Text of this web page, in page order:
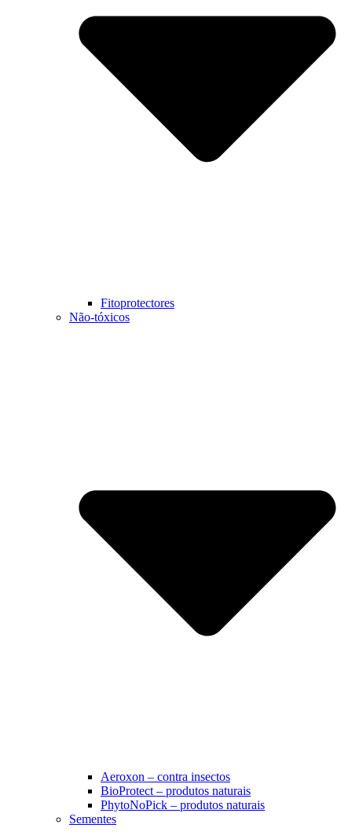
Fitoprotectores
Não-tóxicos
Aeroxon – contra insectos
BioProtect – produtos naturais
PhytoNoPick – produtos naturais
Sementes